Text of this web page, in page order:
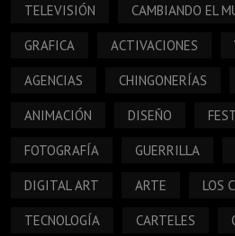
TELEVISIÓN CAMBIANDO EL
GRAFICA ACTIVACIONES
AGENCIAS CHINGONERÍAS
ANIMACIÓN DISEÑO
FOTOGRAFÍA GUERRILLA
DIGITAL ART ARTE LOS
TECNOLOGÍA CARTELES